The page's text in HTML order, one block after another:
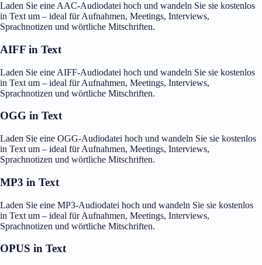
Laden Sie eine AAC-Audiodatei hoch und wandeln Sie sie kostenlos
in Text um – ideal für Aufnahmen, Meetings, Interviews,
Sprachnotizen und wörtliche Mitschriften.
AIFF in Text
Laden Sie eine AIFF-Audiodatei hoch und wandeln Sie sie kostenlos
in Text um – ideal für Aufnahmen, Meetings, Interviews,
Sprachnotizen und wörtliche Mitschriften.
OGG in Text
Laden Sie eine OGG-Audiodatei hoch und wandeln Sie sie kostenlos
in Text um – ideal für Aufnahmen, Meetings, Interviews,
Sprachnotizen und wörtliche Mitschriften.
MP3 in Text
Laden Sie eine MP3-Audiodatei hoch und wandeln Sie sie kostenlos
in Text um – ideal für Aufnahmen, Meetings, Interviews,
Sprachnotizen und wörtliche Mitschriften.
OPUS in Text